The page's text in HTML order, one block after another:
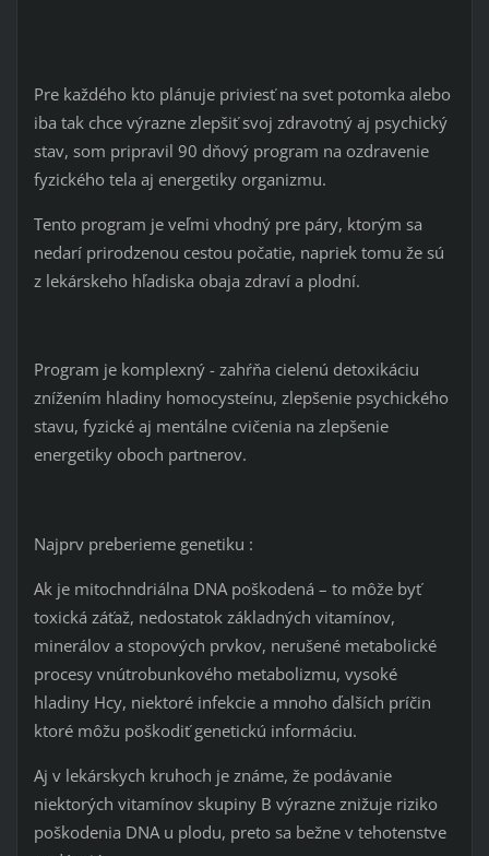
Pre každého kto plánuje priviesť na svet potomka alebo
iba tak chce výrazne zlepšiť svoj zdravotný aj psychický
stav, som pripravil 90 dňový program na ozdravenie
fyzického tela aj energetiky organizmu.
Tento program je veľmi vhodný pre páry, ktorým sa
nedarí prirodzenou cestou počatie, napriek tomu že sú
z lekárskeho hľadiska obaja zdraví a plodní.
Program je komplexný - zahŕňa cielenú detoxikáciu
znížením hladiny homocysteínu, zlepšenie psychického
stavu, fyzické aj mentálne cvičenia na zlepšenie
energetiky oboch partnerov.
Najprv preberieme genetiku :
Ak je mitochndriálna DNA poškodená – to môže byť
toxická záťaž, nedostatok základných vitamínov,
minerálov a stopových prvkov, nerušené metabolické
procesy vnútrobunkového metabolizmu, vysoké
hladiny Hcy, niektoré infekcie a mnoho ďalších príčin
ktoré môžu poškodiť genetickú informáciu.
Aj v lekárskych kruhoch je známe, že podávanie
niektorých vitamínov skupiny B výrazne znižuje riziko
poškodenia DNA u plodu, preto sa bežne v tehotenstve